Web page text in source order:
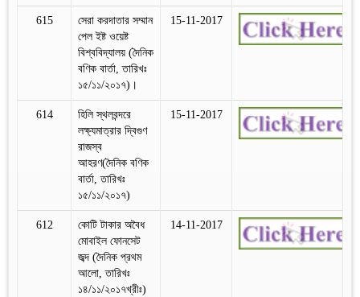
615
সেরা করদাতার সম্মান
পেল ইষ্ট ওয়েষ্ট
বিশ্ববিদ্যালয় (দৈনিক
বণিক বার্তা, তারিখঃ
১৫/১১/২০১৭)।
15-11-2017
614
হিলি স্থলবন্দরে
লক্ষ্যমাত্রার দ্বিগুণ
রাজস্ব
আহরণ(দৈনিক বণিক
বার্তা, তারিখঃ
১৫/১১/২০১৭)
15-11-2017
612
কোটি টাকার অবৈধ
মোবাইল ফোনসেট
জব্দ (দৈনিক প্রথম
আলো, তারিখঃ
১৪/১১/২০১৭খ্রীঃ)
14-11-2017